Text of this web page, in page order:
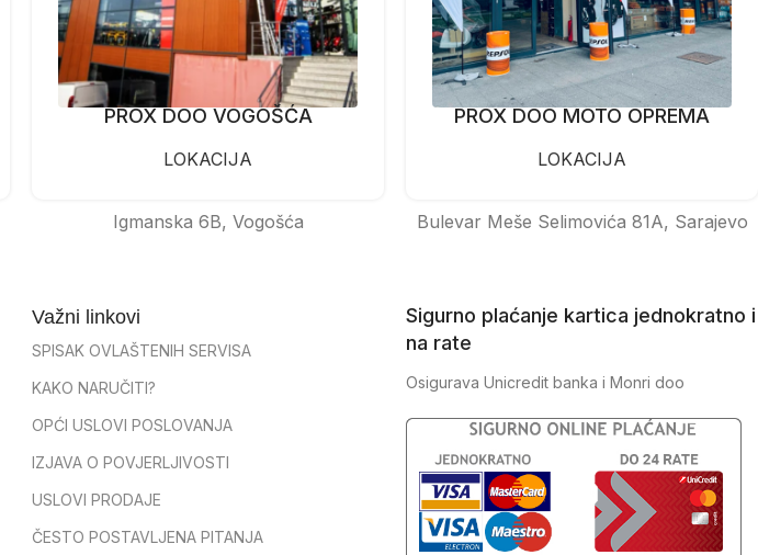
PROX DOO VOGOŠĆA
LOKACIJA
Igmanska 6B, Vogošća
PROX DOO MOTO OPREMA
LOKACIJA
Bulevar Meše Selimovića 81A, Sarajevo
Važni linkovi
SPISAK OVLAŠTENIH SERVISA
KAKO NARUČITI?
OPĆI USLOVI POSLOVANJA
IZJAVA O POVJERLJIVOSTI
USLOVI PRODAJE
ČESTO POSTAVLJENA PITANJA
Sigurno plaćanje kartica jednokratno i
na rate
Osigurava Unicredit banka i Monri doo